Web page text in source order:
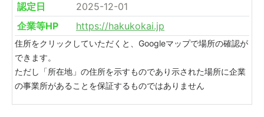
認定日
2025-12-01
企業等HP
https://hakukokai.jp
住所をクリックしていただくと、Googleマップで場所の確認が
できます。
ただし「所在地」の住所を示すものであり示された場所に企業
の事業所があることを保証するものではありません